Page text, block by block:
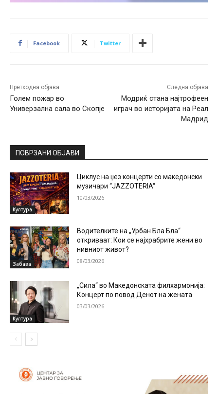
Facebook Twitter
Претходна објава
Голем пожар во
Универзална сала во Скопје
Следна објава
Модриќ стана најтрофеен
играч во историјата на Реал
Мадрид
ПОВРЗАНИ ОБЈАВИ
Култура
Циклус на џез концерти со македонски
музичари “JAZZOTERIA“
10/03/2026
Забава
Водителките на „Урбан Бла Бла“
откриваат: Кои се најхрабрите жени во
нивниот живот?
08/03/2026
Култура
„Сила“ во Македонската филхармонија:
Концерт по повод Денот на жената
03/03/2026